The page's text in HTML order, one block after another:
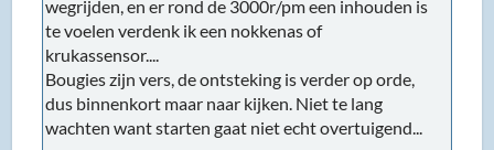
wegrijden, en er rond de 3000r/pm een inhouden is
te voelen verdenk ik een nokkenas of
krukassensor....
Bougies zijn vers, de ontsteking is verder op orde,
dus binnenkort maar naar kijken. Niet te lang
wachten want starten gaat niet echt overtuigend...